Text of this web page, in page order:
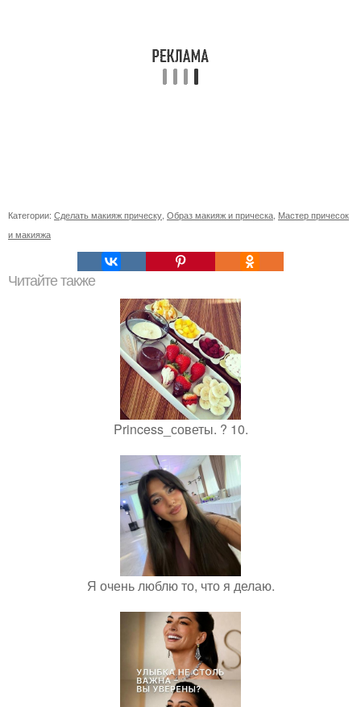
Категории: Сделать макияж прическу, Образ макияж и прическа, Мастер причесок
и макияжа
Читайте также
Princess_советы. ? 10.
Я очень люблю то, что я делаю.